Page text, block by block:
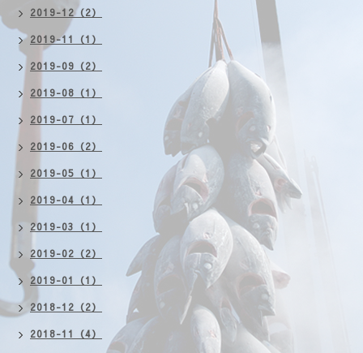
2019-12（2）
2019-11（1）
2019-09（2）
2019-08（1）
2019-07（1）
2019-06（2）
2019-05（1）
2019-04（1）
2019-03（1）
2019-02（2）
2019-01（1）
2018-12（2）
2018-11（4）